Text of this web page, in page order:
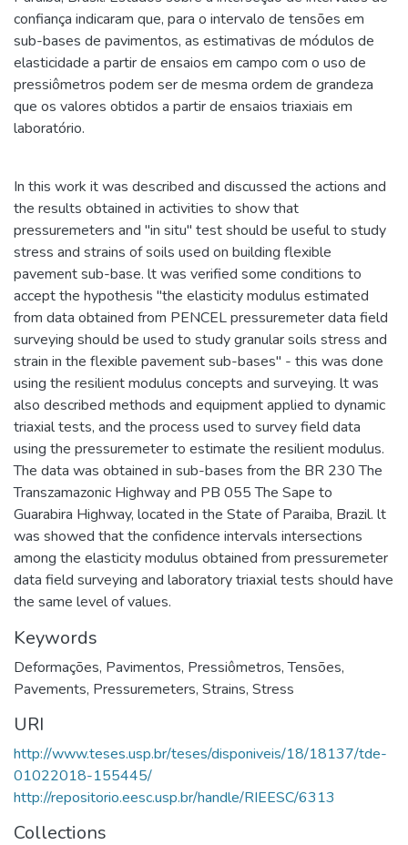
confiança indicaram que, para o intervalo de tensões em
sub-bases de pavimentos, as estimativas de módulos de
elasticidade a partir de ensaios em campo com o uso de
pressiômetros podem ser de mesma ordem de grandeza
que os valores obtidos a partir de ensaios triaxiais em
laboratório.
In this work it was described and discussed the actions and
the results obtained in activities to show that
pressuremeters and "in situ" test should be useful to study
stress and strains of soils used on building flexible
pavement sub-base. lt was verified some conditions to
accept the hypothesis "the elasticity modulus estimated
from data obtained from PENCEL pressuremeter data field
surveying should be used to study granular soils stress and
strain in the flexible pavement sub-bases" - this was done
using the resilient modulus concepts and surveying. lt was
also described methods and equipment applied to dynamic
triaxial tests, and the process used to survey field data
using the pressuremeter to estimate the resilient modulus.
The data was obtained in sub-bases from the BR 230 The
Transzamazonic Highway and PB 055 The Sape to
Guarabira Highway, located in the State of Paraiba, Brazil. lt
was showed that the confidence intervals intersections
among the elasticity modulus obtained from pressuremeter
data field surveying and laboratory triaxial tests should have
the same level of values.
Keywords
Deformações, Pavimentos, Pressiômetros,Tensões,
Pavements, Pressuremeters, Strains, Stress
URI
http://www.teses.usp.br/teses/disponiveis/18/18137/tde-
01022018-155445/
http://repositorio.eesc.usp.br/handle/RIEESC/6313
Collections